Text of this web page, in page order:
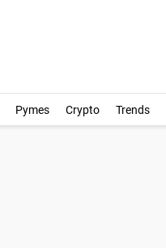
Pymes Crypto Trends